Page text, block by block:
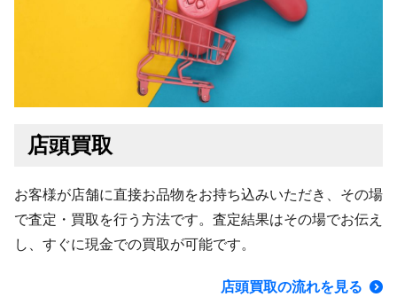
店頭買取
お客様が店舗に直接お品物をお持ち込みいただき、その場
で査定・買取を行う方法です。査定結果はその場でお伝え
し、すぐに現金での買取が可能です。
店頭買取の流れを見る